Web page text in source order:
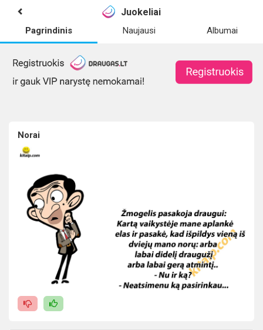
Juokeliai
Pagrindinis Naujausi Albumai
Norai